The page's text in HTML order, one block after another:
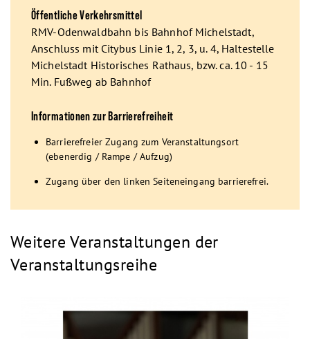
Öffentliche Verkehrsmittel
RMV-Odenwaldbahn bis Bahnhof Michelstadt,
Anschluss mit Citybus Linie 1, 2, 3, u. 4, Haltestelle
Michelstadt Historisches Rathaus, bzw. ca. 10 - 15
Min. Fußweg ab Bahnhof
Informationen zur Barrierefreiheit
Barrierefreier Zugang zum Veranstaltungsort
(ebenerdig / Rampe / Aufzug)
Zugang über den linken Seiteneingang barrierefrei.
Weitere Veranstaltungen der
Veranstaltungsreihe